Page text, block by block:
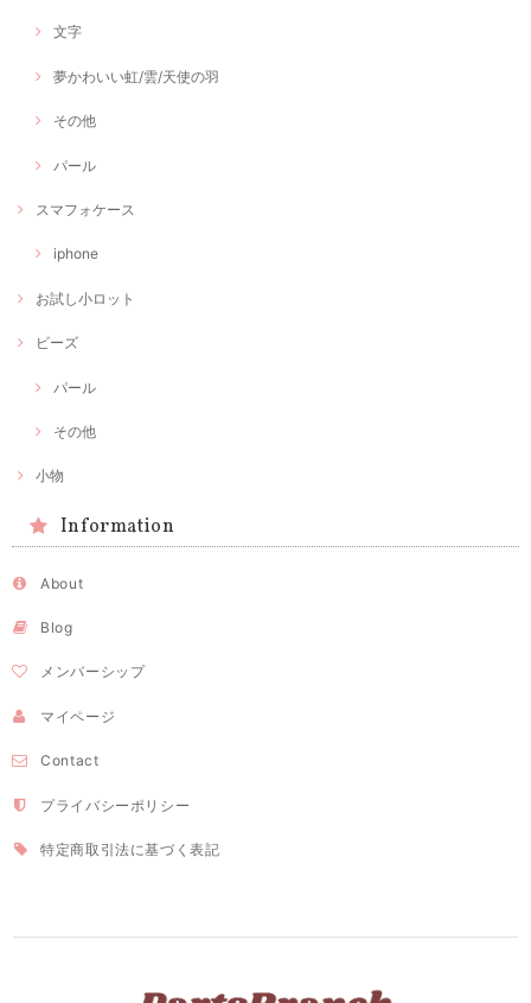
文字
夢かわいい虹/雲/天使の羽
その他
パール
スマフォケース
iphone
お試し小ロット
ビーズ
パール
その他
小物
Information
About
Blog
メンバーシップ
マイページ
Contact
プライバシーポリシー
特定商取引法に基づく表記